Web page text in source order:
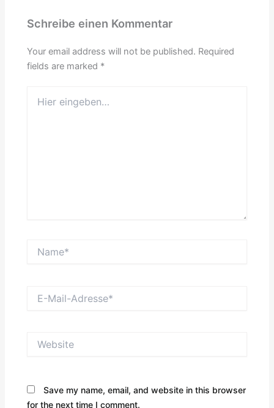
Schreibe einen Kommentar
Your email address will not be published. Required
fields are marked *
eingeben…
Mail-
Save my name, email, and website in this browser
for the next time I comment.